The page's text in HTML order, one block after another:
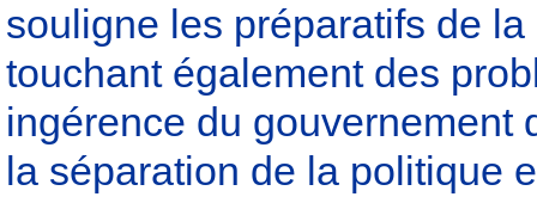
souligne les préparatifs de
touchant également des
ingérence du gouvernement
la séparation de la politique